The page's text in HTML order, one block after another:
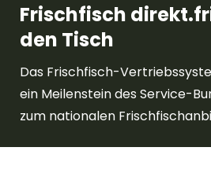
Frischfisch
den Tisch
Das Frischfisch-
ein Meilenstein des Service-
zum nationalen